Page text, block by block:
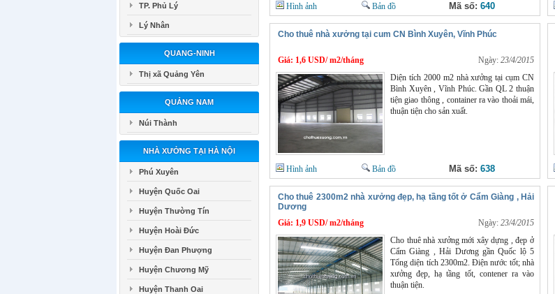
TP. Phủ Lý
Lý Nhân
QUANG-NINH
Thị xã Quảng Yên
QUẢNG NAM
Núi Thành
NHÀ XƯỞNG TẠI HÀ NỘI
Phú Xuyên
Huyện Quốc Oai
Huyện Thường Tín
Huyện Hoài Đức
Huyện Đan Phượng
Huyện Chương Mỹ
Huyện Thanh Oai
Hình ảnh Bản đồ Mã số: 640
Cho thuê nhà xưởng tại cum CN Bình Xuyên, Vĩnh Phúc
Giá: 1,6 USD/ m2/tháng Ngày: 23/4/2015
Diện tích 2000 m2 nhà xưởng tại cụm CN
Bình Xuyên , Vĩnh Phúc. Gần QL 2 thuận
tiện giao thông , container ra vào thoải mái,
thuận tiện cho sản xuất.
Hình ảnh Bản đồ Mã số: 638
Cho thuê 2300m2 nhà xưởng đẹp, hạ tầng tốt ở Cẩm Giàng , Hải
Dương
Giá: 1,9 USD/ m2/tháng Ngày: 23/4/2015
Cho thuê nhà xưởng mới xây dựng , đẹp ở
Cẩm Giàng , Hải Dương gần Quốc lộ 5
Tổng diện tích 2300m2. Điện nước tốt; nhà
xưởng đẹp, hạ tầng tốt, contener ra vào
thuận tiện.